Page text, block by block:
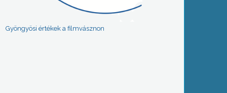
Gyöngyösi értékek a filmvásznon